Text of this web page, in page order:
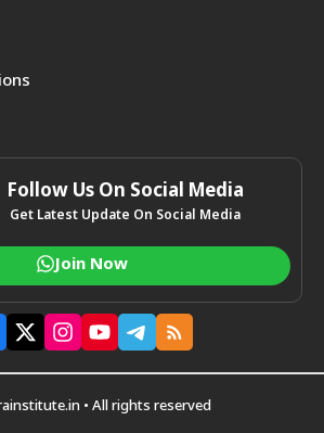
Follow Us On Social Media
Get Latest Update On Social Media
Join Now
• All rights reserved